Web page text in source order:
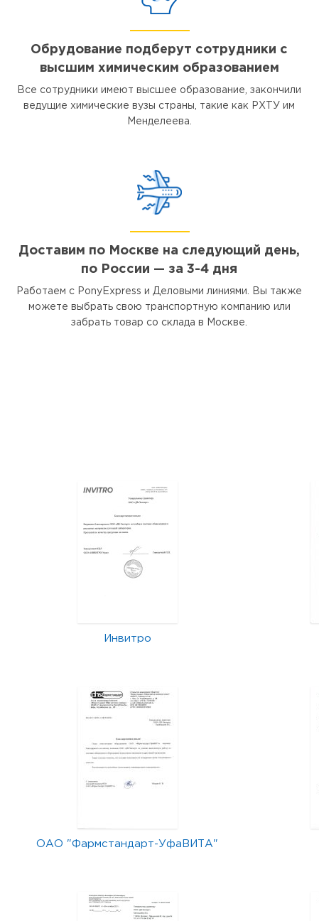
Обрудование подберут сотрудники с
высшим химическим образованием
Все сотрудники имеют высшее образование, закончили
ведущие химические вузы страны, такие как РХТУ им
Менделеева.
Доставим по Москве на следующий день,
по России — за 3-4 дня
Работаем с PonyExpress и Деловыми линиями. Вы также
можете выбрать свою транспортную компанию или
забрать товар со склада в Москве.
Инвитро
ОАО "Фармстандарт-УфаВИТА"